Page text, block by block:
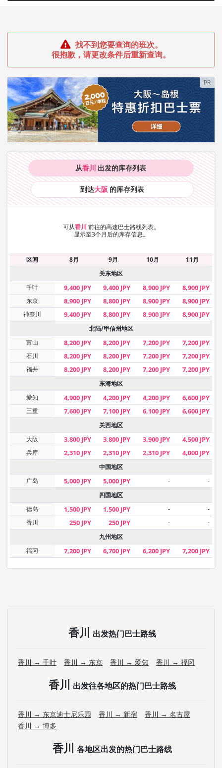
找不到您要查询的班次。
很抱歉，请更改条件后重新查询。
PR
从香川 出发的库存列表
到达大阪 的库存列表
可从香川 前往的高速巴士路线列表。
显示至3个月后的库存信息。
区间 8月 9月 10月
11月
关东地区
千叶
9,400 JPY 9,400 JPY 8,900 JPY 8,900 JPY
东京 8,900 JPY 8,800 JPY 8,900 JPY 8,900 JPY
神奈川 9,400 JPY 8,800 JPY 8,900 JPY 8,900 JPY
北陆/甲信州地区
富山
8,200 JPY 8,200 JPY 7,200 JPY 7,200 JPY
石川 8,200 JPY 8,200 JPY 7,200 JPY 7,200 JPY
福井 8,200 JPY 8,200 JPY 7,200 JPY 7,200 JPY
东海地区
爱知
4,900 JPY 4,200 JPY 4,200 JPY 6,600 JPY
三重 7,600 JPY 7,100 JPY 6,100 JPY 6,600 JPY
关西地区
大阪
3,800 JPY 3,800 JPY 3,900 JPY 4,500 JPY
兵库 2,310 JPY 2,310 JPY 2,310 JPY 4,000 JPY
中国地区
广岛
5,000 JPY 5,000 JPY -
-
四国地区
德岛
1,500 JPY 1,500 JPY -
-
香川
250 JPY 250 JPY -
-
九州地区
福冈
7,200 JPY 6,700 JPY 6,200 JPY 7,200 JPY
香川 出发热门巴士路线
香川 → 千叶 香川 → 东京 香川 → 爱知 香川 → 福冈
香川 出发往各地区的热门巴士路线
香川 → 东京迪士尼乐园 香川 → 新宿
香川 → 名古屋
香川 → 博多
香川 各地区出发的热门巴士路线